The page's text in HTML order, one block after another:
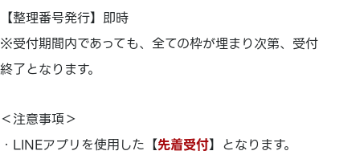
【整理番号発行】即時
※受付期間内であっても、全ての枠が埋まり次第、受付
終了となります。
＜注意事項＞
・LINEアプリを使用した【先着受付】となります。